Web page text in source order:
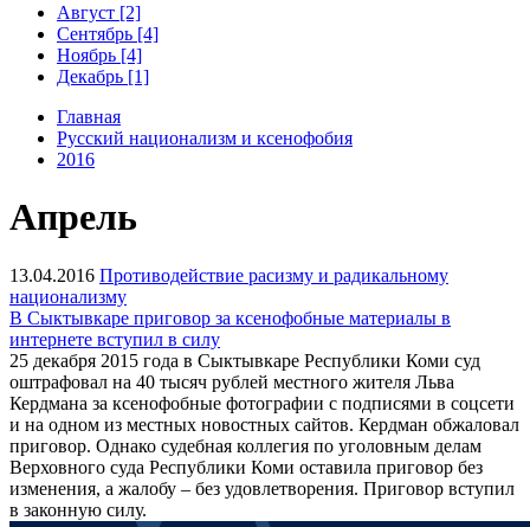
Август [2]
Сентябрь [4]
Ноябрь [4]
Декабрь [1]
Главная
Русский национализм и ксенофобия
2016
Апрель
13.04.2016 Противодействие расизму и радикальному
национализму
В Сыктывкаре приговор за ксенофобные материалы в
интернете вступил в силу
25 декабря 2015 года в Сыктывкаре Республики Коми суд
оштрафовал на 40 тысяч рублей местного жителя Льва
Кердмана за ксенофобные фотографии с подписями в соцсети
и на одном из местных новостных сайтов. Кердман обжаловал
приговор. Однако судебная коллегия по уголовным делам
Верховного суда Республики Коми оставила приговор без
изменения, а жалобу – без удовлетворения. Приговор вступил
в законную силу.